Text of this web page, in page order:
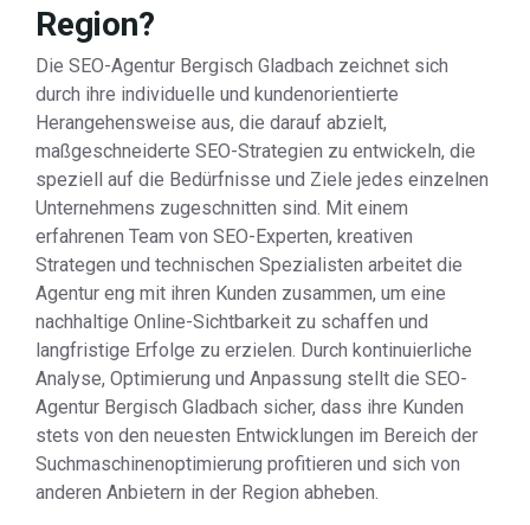
Region?
Die SEO-Agentur Bergisch Gladbach zeichnet sich
durch ihre individuelle und kundenorientierte
Herangehensweise aus, die darauf abzielt,
maßgeschneiderte SEO-Strategien zu entwickeln, die
speziell auf die Bedürfnisse und Ziele jedes einzelnen
Unternehmens zugeschnitten sind. Mit einem
erfahrenen Team von SEO-Experten, kreativen
Strategen und technischen Spezialisten arbeitet die
Agentur eng mit ihren Kunden zusammen, um eine
nachhaltige Online-Sichtbarkeit zu schaffen und
langfristige Erfolge zu erzielen. Durch kontinuierliche
Analyse, Optimierung und Anpassung stellt die SEO-
Agentur Bergisch Gladbach sicher, dass ihre Kunden
stets von den neuesten Entwicklungen im Bereich der
Suchmaschinenoptimierung profitieren und sich von
anderen Anbietern in der Region abheben.